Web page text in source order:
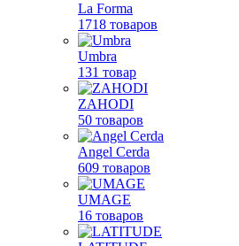
La Forma
1718 товаров
Umbra
131 товар
ZAHODI
50 товаров
Angel Cerda
609 товаров
UMAGE
16 товаров